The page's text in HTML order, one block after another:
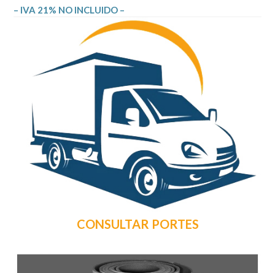
– IVA 21% NO INCLUIDO –
CONSULTAR PORTES